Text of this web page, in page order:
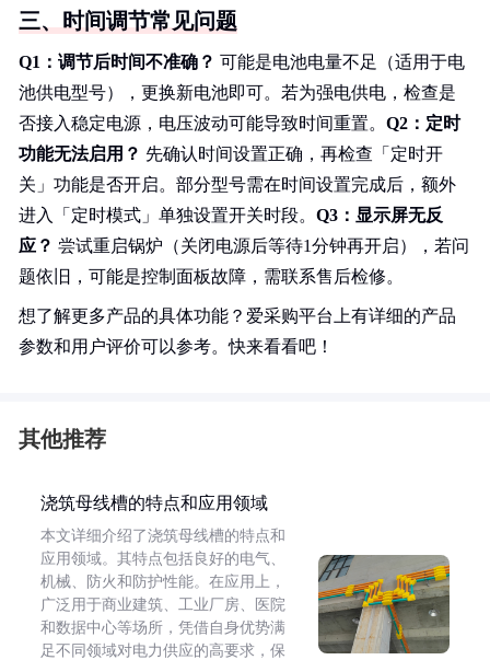
三、时间调节常见问题
Q1：调节后时间不准确？ 可能是电池电量不足（适用于电
池供电型号），更换新电池即可。若为强电供电，检查是
否接入稳定电源，电压波动可能导致时间重置。 Q2：定时
功能无法启用？ 先确认时间设置正确，再检查「定时开
关」功能是否开启。部分型号需在时间设置完成后，额外
进入「定时模式」单独设置开关时段。 Q3：显示屏无反
应？ 尝试重启锅炉（关闭电源后等待1分钟再开启），若问
题依旧，可能是控制面板故障，需联系售后检修。
想了解更多产品的具体功能？爱采购平台上有详细的产品
参数和用户评价可以参考。快来看看吧！
其他推荐
浇筑母线槽的特点和应用领域
本文详细介绍了浇筑母线槽的特点和
应用领域。其特点包括良好的电气、
机械、防火和防护性能。在应用上，
广泛用于商业建筑、工业厂房、医院
和数据中心等场所，凭借自身优势满
足不同领域对电力供应的高要求，保